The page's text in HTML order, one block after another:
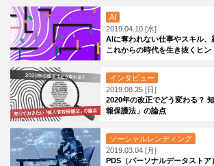
AI
2019.04.10 [水]
AIに奪われない仕事やスキル、
これからの時代を生き抜くヒン
インタビュー
2019.08.25 [日]
2020年の改正でどう変わる？
報保護法」の論点
ソーシャルレンディング
2019.03.04 [月]
PDS（パーソナルデータスト